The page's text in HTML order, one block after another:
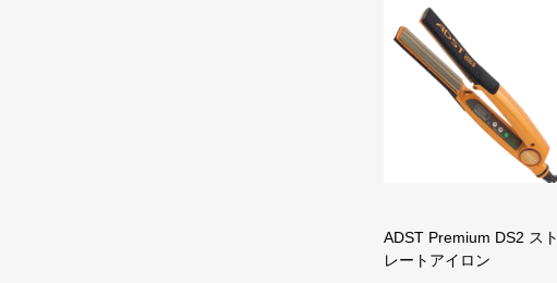
ADST Premium DS2 スト
レートアイロン